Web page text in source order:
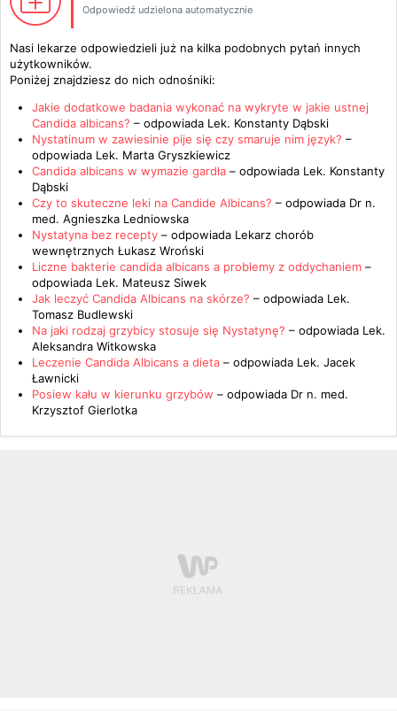
Odpowiedź udzielona automatycznie
Nasi lekarze odpowiedzieli już na kilka podobnych pytań innych
użytkowników.
Poniżej znajdziesz do nich odnośniki:
Jakie dodatkowe badania wykonać na wykryte w jakie ustnej
Candida albicans? – odpowiada Lek. Konstanty Dąbski
Nystatinum w zawiesinie pije się czy smaruje nim język? –
odpowiada Lek. Marta Gryszkiewicz
Candida albicans w wymazie gardła – odpowiada Lek. Konstanty
Dąbski
Czy to skuteczne leki na Candide Albicans? – odpowiada Dr n.
med. Agnieszka Ledniowska
Nystatyna bez recepty – odpowiada Lekarz chorób
wewnętrznych Łukasz Wroński
Liczne bakterie candida albicans a problemy z oddychaniem –
odpowiada Lek. Mateusz Siwek
Jak leczyć Candida Albicans na skórze? – odpowiada Lek.
Tomasz Budlewski
Na jaki rodzaj grzybicy stosuje się Nystatynę? – odpowiada Lek.
Aleksandra Witkowska
Leczenie Candida Albicans a dieta – odpowiada Lek. Jacek
Ławnicki
Posiew kału w kierunku grzybów – odpowiada Dr n. med.
Krzysztof Gierlotka